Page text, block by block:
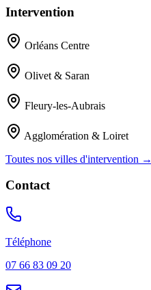
Intervention
Orléans Centre
Olivet & Saran
Fleury-les-Aubrais
Agglomération & Loiret
Toutes nos villes d'intervention →
Contact
Téléphone
07 66 83 09 20